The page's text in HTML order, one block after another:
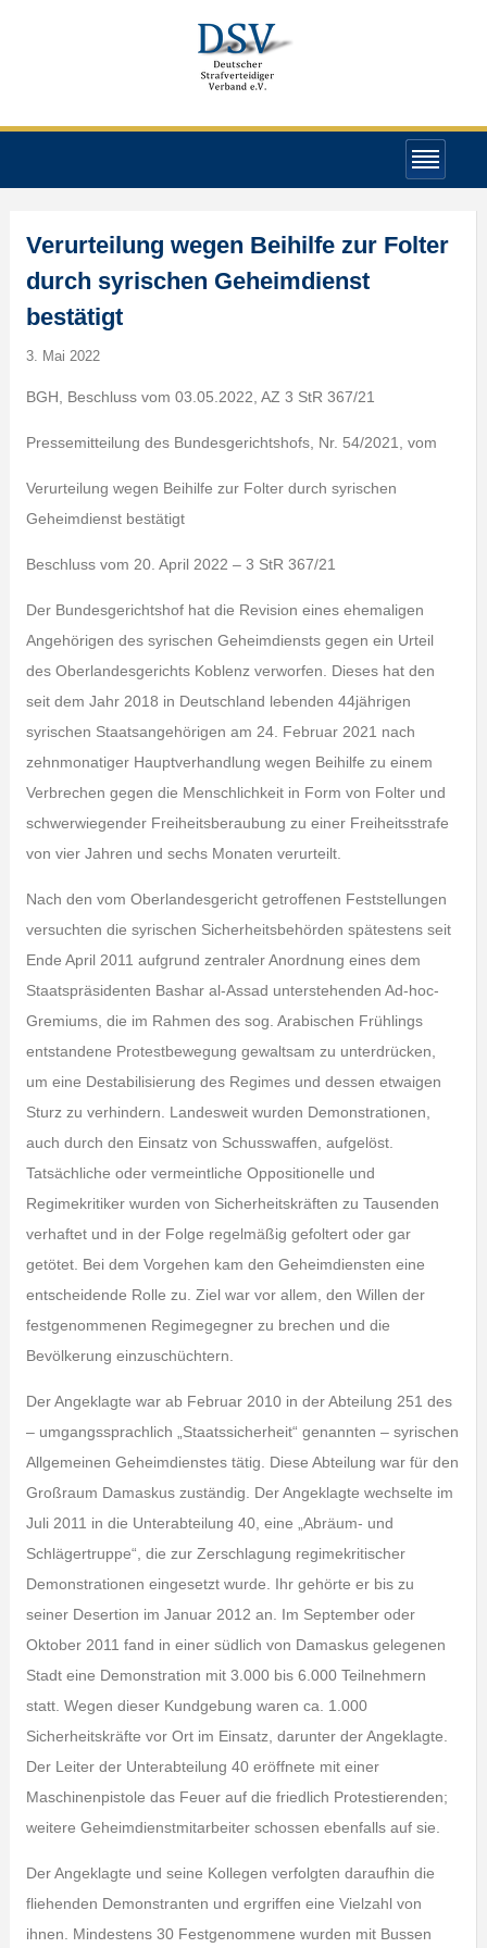
Verurteilung wegen Beihilfe zur Folter
durch syrischen Geheimdienst
bestätigt
3. Mai 2022
BGH, Beschluss vom 03.05.2022, AZ 3 StR 367/21
Pressemitteilung des Bundesgerichtshofs, Nr. 54/2021, vom
Verurteilung wegen Beihilfe zur Folter durch syrischen
Geheimdienst bestätigt
Beschluss vom 20. April 2022 – 3 StR 367/21
Der Bundesgerichtshof hat die Revision eines ehemaligen
Angehörigen des syrischen Geheimdiensts gegen ein Urteil
des Oberlandesgerichts Koblenz verworfen. Dieses hat den
seit dem Jahr 2018 in Deutschland lebenden 44jährigen
syrischen Staatsangehörigen am 24. Februar 2021 nach
zehnmonatiger Hauptverhandlung wegen Beihilfe zu einem
Verbrechen gegen die Menschlichkeit in Form von Folter und
schwerwiegender Freiheitsberaubung zu einer Freiheitsstrafe
von vier Jahren und sechs Monaten verurteilt.
Nach den vom Oberlandesgericht getroffenen Feststellungen
versuchten die syrischen Sicherheitsbehörden spätestens seit
Ende April 2011 aufgrund zentraler Anordnung eines dem
Staatspräsidenten Bashar al-Assad unterstehenden Ad-hoc-
Gremiums, die im Rahmen des sog. Arabischen Frühlings
entstandene Protestbewegung gewaltsam zu unterdrücken,
um eine Destabilisierung des Regimes und dessen etwaigen
Sturz zu verhindern. Landesweit wurden Demonstrationen,
auch durch den Einsatz von Schusswaffen, aufgelöst.
Tatsächliche oder vermeintliche Oppositionelle und
Regimekritiker wurden von Sicherheitskräften zu Tausenden
verhaftet und in der Folge regelmäßig gefoltert oder gar
getötet. Bei dem Vorgehen kam den Geheimdiensten eine
entscheidende Rolle zu. Ziel war vor allem, den Willen der
festgenommenen Regimegegner zu brechen und die
Bevölkerung einzuschüchtern.
Der Angeklagte war ab Februar 2010 in der Abteilung 251 des
– umgangssprachlich „Staatssicherheit“ genannten – syrischen
Allgemeinen Geheimdienstes tätig. Diese Abteilung war für den
Großraum Damaskus zuständig. Der Angeklagte wechselte im
Juli 2011 in die Unterabteilung 40, eine „Abräum- und
Schlägertruppe“, die zur Zerschlagung regimekritischer
Demonstrationen eingesetzt wurde. Ihr gehörte er bis zu
seiner Desertion im Januar 2012 an. Im September oder
Oktober 2011 fand in einer südlich von Damaskus gelegenen
Stadt eine Demonstration mit 3.000 bis 6.000 Teilnehmern
statt. Wegen dieser Kundgebung waren ca. 1.000
Sicherheitskräfte vor Ort im Einsatz, darunter der Angeklagte.
Der Leiter der Unterabteilung 40 eröffnete mit einer
Maschinenpistole das Feuer auf die friedlich Protestierenden;
weitere Geheimdienstmitarbeiter schossen ebenfalls auf sie.
Der Angeklagte und seine Kollegen verfolgten daraufhin die
fliehenden Demonstranten und ergriffen eine Vielzahl von
ihnen. Mindestens 30 Festgenommene wurden mit Bussen